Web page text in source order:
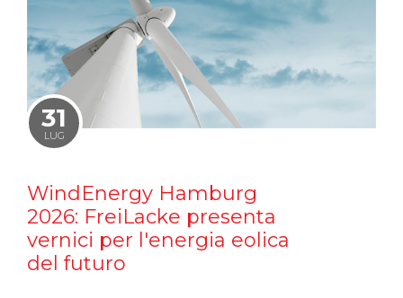
31
LUG
WindEnergy Hamburg
2026: FreiLacke presenta
vernici per l'energia eolica
del futuro